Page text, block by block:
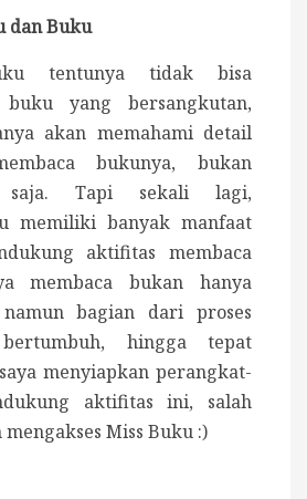
dan Buku
tentunya tidak bisa
buku yang bersangkutan,
akan memahami detail
bukunya, bukan
saja. Tapi sekali lagi,
memiliki banyak manfaat
aktifitas membaca
membaca bukan hanya
bagian dari proses
hingga tepat
menyiapkan perangkat-
aktifitas ini, salah
Miss Buku :)